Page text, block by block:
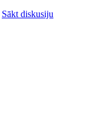
Sākt diskusiju